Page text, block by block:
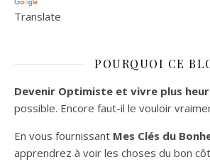
Translate
POURQUOI CE
Devenir Optimiste et vivre plus
possible. Encore faut-il le vouloir
En vous fournissant Mes Clés du
apprendrez à voir les choses du bon